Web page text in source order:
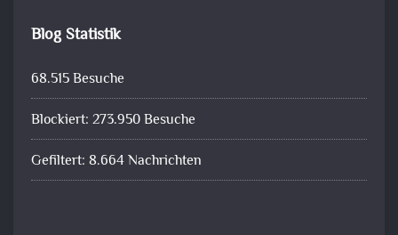
Blog Statistik
68.515 Besuche
Blockiert: 273.950 Besuche
Gefiltert: 8.664 Nachrichten